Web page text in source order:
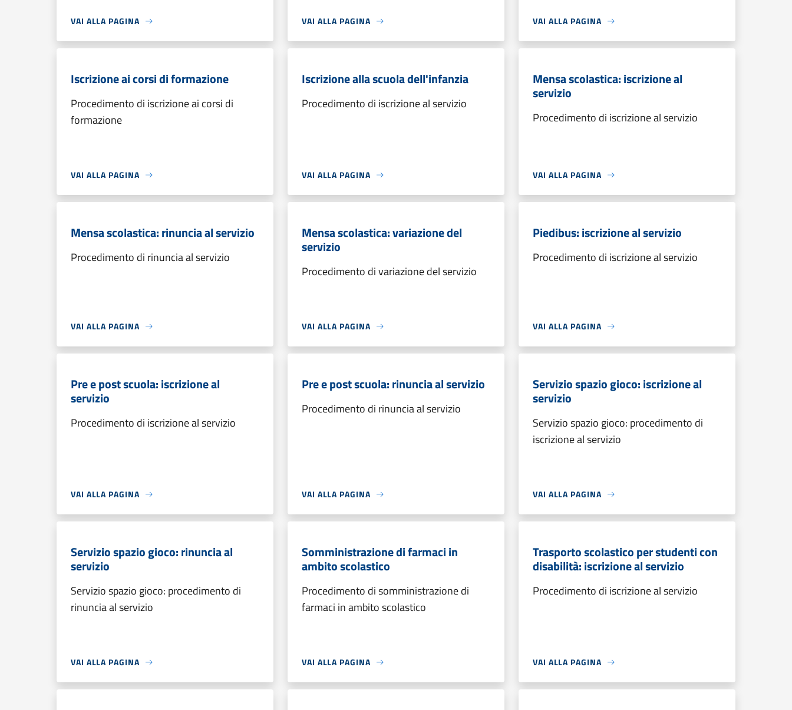
VAI ALLA PAGINA VAI ALLA PAGINA VAI ALLA PAGINA
Iscrizione ai corsi di formazione
Procedimento di iscrizione ai corsi di
formazione
VAI ALLA PAGINA
Iscrizione alla scuola dell'infanzia
Procedimento di iscrizione al servizio
VAI ALLA PAGINA
Mensa scolastica: iscrizione al
servizio
Procedimento di iscrizione al servizio
VAI ALLA PAGINA
Mensa scolastica: rinuncia al servizio
Procedimento di rinuncia al servizio
VAI ALLA PAGINA
Mensa scolastica: variazione del
servizio
Procedimento di variazione del servizio
VAI ALLA PAGINA
Piedibus: iscrizione al servizio
Procedimento di iscrizione al servizio
VAI ALLA PAGINA
Pre e post scuola: iscrizione al
servizio
Procedimento di iscrizione al servizio
VAI ALLA PAGINA
Pre e post scuola: rinuncia al servizio
Procedimento di rinuncia al servizio
VAI ALLA PAGINA
Servizio spazio gioco: iscrizione al
servizio
Servizio spazio gioco: procedimento di
iscrizione al servizio
VAI ALLA PAGINA
Servizio spazio gioco: rinuncia al
servizio
Servizio spazio gioco: procedimento di
rinuncia al servizio
VAI ALLA PAGINA
Somministrazione di farmaci in
ambito scolastico
Procedimento di somministrazione di
farmaci in ambito scolastico
VAI ALLA PAGINA
Trasporto scolastico per studenti con
disabilità: iscrizione al servizio
Procedimento di iscrizione al servizio
VAI ALLA PAGINA